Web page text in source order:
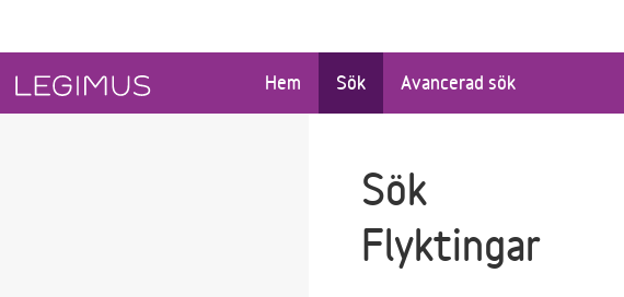
Hem Sök Avancerad sök
Sök
Flyktingar